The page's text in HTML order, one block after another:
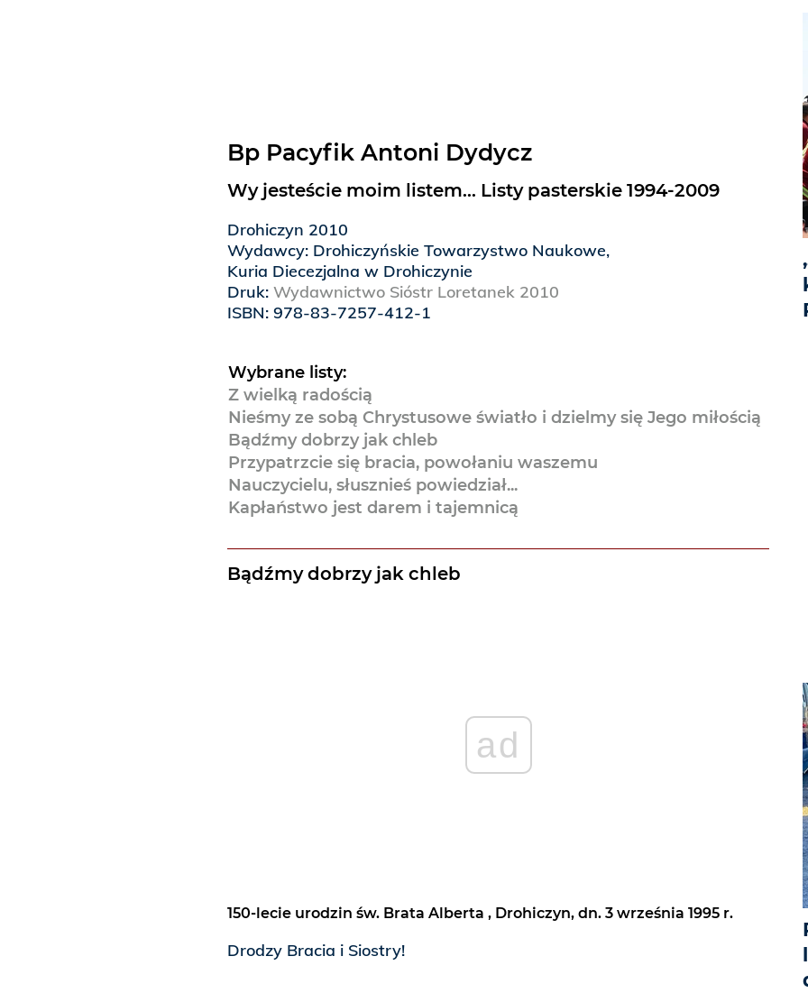
Bp Pacyfik Antoni Dydycz
Wy jesteście moim listem... Listy pasterskie 1994-2009
Drohiczyn 2010
Wydawcy: Drohiczyńskie Towarzystwo Naukowe,
Kuria Diecezjalna w Drohiczynie
Druk: Wydawnictwo Sióstr Loretanek 2010
ISBN: 978-83-7257-412-1
Wybrane listy:
Z wielką radością
Nieśmy ze sobą Chrystusowe światło i dzielmy się Jego miłością
Bądźmy dobrzy jak chleb
Przypatrzcie się bracia, powołaniu waszemu
Nauczycielu, słusznieś powiedział...
Kapłaństwo jest darem i tajemnicą
Bądźmy dobrzy jak chleb
ad
150-lecie urodzin św. Brata Alberta , Drohiczyn, dn. 3 września 1995 r.
Drodzy Bracia i Siostry!